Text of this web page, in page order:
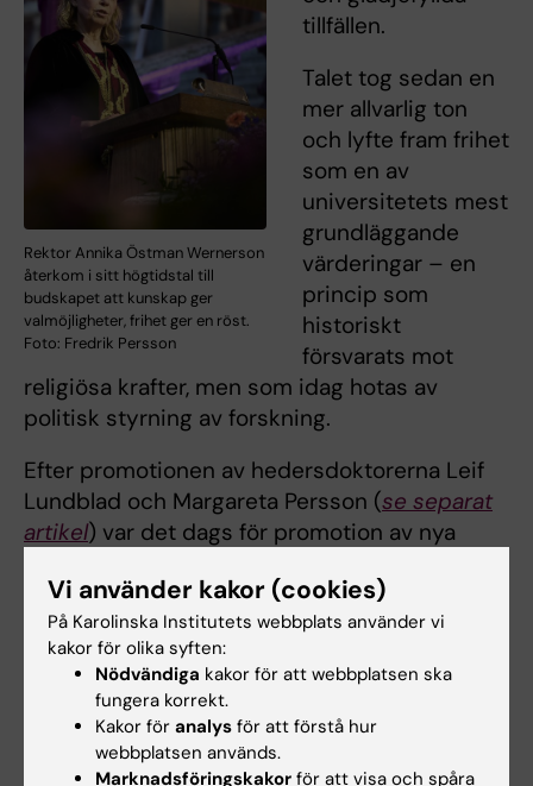
Rektor Annika Östman Wernerson
återkom i sitt högtidstal till
budskapet att kunskap ger
valmöjligheter, frihet ger en röst.
Foto: Fredrik Persson
tillfällen.
Talet tog sedan en
mer allvarlig ton
och lyfte fram frihet
som en av
universitetets mest
grundläggande
värderingar – en
princip som
historiskt
försvarats mot
religiösa krafter, men som idag hotas av
politisk styrning av forskning.
Efter promotionen av hedersdoktorerna Leif
Lundblad och Margareta Persson (se separat
artikel) var det dags för promotion av nya
Det gick ett skratt i publiken när Robert Harris,
promotor och vicerektor för forskarutbildning,
något oväntat framförde sitt högtidstal
utklädd till en elefant.
Han uppmanade
Vi använder kakor (cookies)
På Karolinska Institutets webbplats använder vi
kakor för olika syften:
Nödvändiga kakor för att webbplatsen ska
fungera korrekt.
Kakor för analys för att förstå hur
webbplatsen används.
Marknadsföringskakor för att visa och spåra